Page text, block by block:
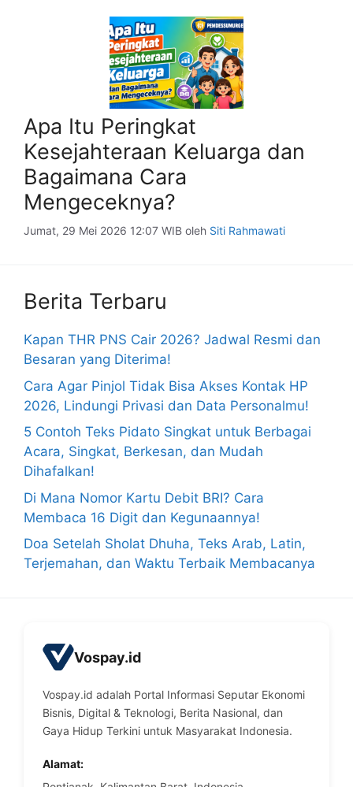
Apa Itu Peringkat
Kesejahteraan Keluarga dan
Bagaimana Cara
Mengeceknya?
Jumat, 29 Mei 2026 12:07 WIB oleh Siti Rahmawati
Berita Terbaru
Kapan THR PNS Cair 2026? Jadwal Resmi dan
Besaran yang Diterima!
Cara Agar Pinjol Tidak Bisa Akses Kontak HP
2026, Lindungi Privasi dan Data Personalmu!
5 Contoh Teks Pidato Singkat untuk Berbagai
Acara, Singkat, Berkesan, dan Mudah
Dihafalkan!
Di Mana Nomor Kartu Debit BRI? Cara
Membaca 16 Digit dan Kegunaannya!
Doa Setelah Sholat Dhuha, Teks Arab, Latin,
Terjemahan, dan Waktu Terbaik Membacanya
Vospay.id
Vospay.id adalah Portal Informasi Seputar Ekonomi
Bisnis, Digital & Teknologi, Berita Nasional, dan
Gaya Hidup Terkini untuk Masyarakat Indonesia.
Alamat: